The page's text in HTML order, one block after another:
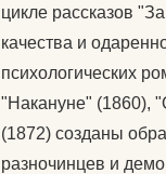
цикле рассказов
качества и
психологических
"Накануне" (1860),
(1872) созданы
разночинцев и